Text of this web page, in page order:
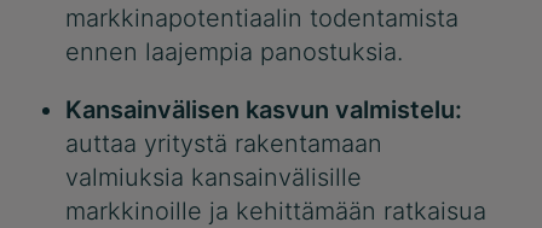
markkinapotentiaalin todentamista
ennen laajempia panostuksia.
Kansainvälisen kasvun valmistelu:
auttaa yritystä rakentamaan
valmiuksia kansainvälisille
markkinoille ja kehittämään ratkaisua